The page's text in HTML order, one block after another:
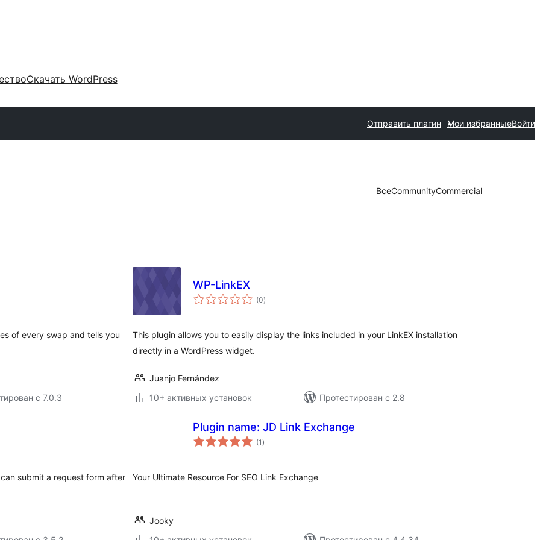
Скачать WordPress
Отправить плагин Мои избранныеВойти
ВсеCommunityCommercial
of every swap and tells you
с 7.0.3
WP-LinkEX
(0общий
рейтинг
)
This plugin allows you to easily display the links included in your LinkEX installation
directly in a WordPress widget.
Juanjo Fernández
10+ активных установок
Протестирован с 2.8
submit a request form after
Plugin name: JD Link Exchange
(1 общий
рейтинг
)
Your Ultimate Resource For SEO Link Exchange
Jooky